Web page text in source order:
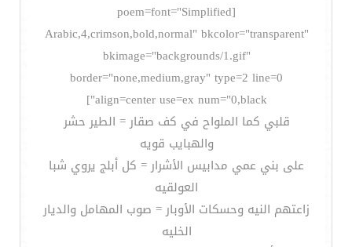
[poem=font="Simplified
Arabic,4,crimson,bold,normal" bkcolor="transparent"
bkimage="backgrounds/1.gif"
border="none,medium,gray" type=2 line=0
align=center use=ex num="0,black"]
قلبي كما الملواح في كف صقار = الطير حشر
والهبايب قويه
على بني عمي مدابيس الأشرار = كل أبلج يروي شبا
العولقيه
زاعتهم النيه وحسكات الأوبار = صوب المهامل والديار
الخليه